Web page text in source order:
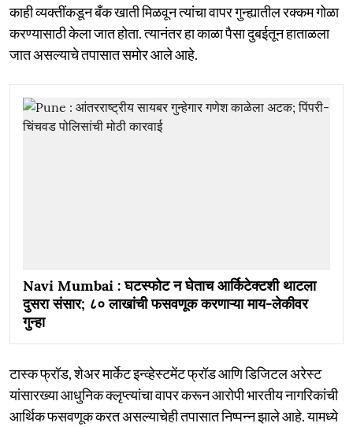
काही व्यक्तींकडून बँक खाती मिळवून त्यांचा वापर गुन्ह्यातील रक्कम गोळा
करण्यासाठी केला जात होता. त्यानंतर हा काळा पैसा दुबईतून हाताळला
जात असल्याचे तपासात समोर आले आहे.
Navi Mumbai : घटस्फोट न घेताच आर्किटेक्टशी थाटला
दुसरा संसार; ८० लाखांची फसवणूक करणाऱ्या माय-लेकीवर
गुन्हा
टास्क फ्रॉड, शेअर मार्केट इन्व्हेस्टमेंट फ्रॉड आणि डिजिटल अरेस्ट
यांसारख्या आधुनिक क्लृप्त्यांचा वापर करून आरोपी भारतीय नागरिकांची
आर्थिक फसवणूक करत असल्याचेही तपासात निष्पन्न झाले आहे. यामध्ये